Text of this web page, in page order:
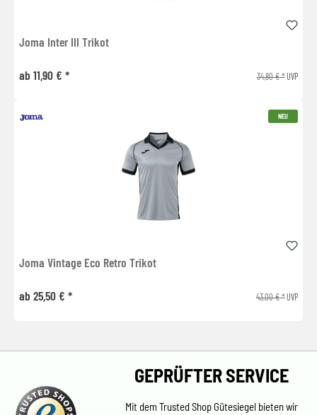
Joma Inter III Trikot
ab 11,90 € * 34,80 € *UVP
NEU
Joma Vintage Eco Retro Trikot
ab 25,50 € * 43,00 € *UVP
GEPRÜFTER SERVICE
Mit dem Trusted Shop Gütesiegel bieten wir